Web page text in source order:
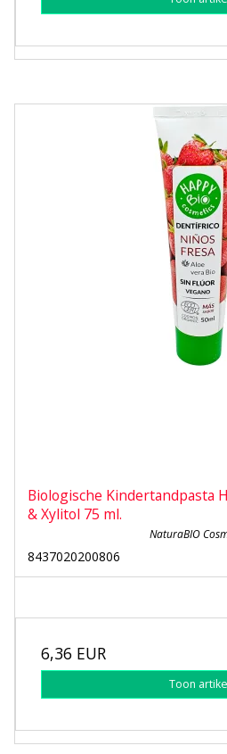
Biologische Kindertandpasta
& Xylitol 75 ml.
NaturaBIO
8437020200806
6,36 EUR
Toon